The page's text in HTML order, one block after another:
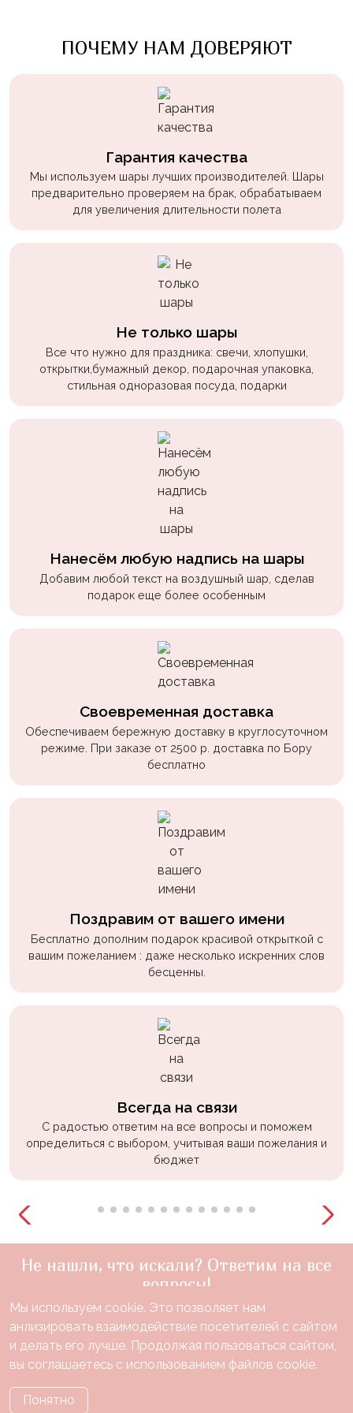
ПОЧЕМУ НАМ ДОВЕРЯЮТ
Гарантия качества
Мы используем шары лучших производителей. Шары
предварительно проверяем на брак, обрабатываем
для увеличения длительности полета
Не только шары
Все что нужно для праздника: свечи, хлопушки,
открытки,бумажный декор, подарочная упаковка,
стильная одноразовая посуда, подарки
Нанесём любую надпись на шары
Добавим любой текст на воздушный шар, сделав
подарок еще более особенным
Своевременная доставка
Обеспечиваем бережную доставку в круглосуточном
режиме. При заказе от 2500 р. доставка по Бору
бесплатно
Поздравим от вашего имени
Бесплатно дополним подарок красивой открыткой с
вашим пожеланием : даже несколько искренних слов
бесценны.
Всегда на связи
С радостью ответим на все вопросы и поможем
определиться с выбором, учитывая ваши пожелания и
бюджет
Не нашли, что искали? Ответим на все
вопросы!
+7(910)888-48-60
звонок по России бесплатный
Нужна консультация?
Мы используем cookie. Это позволяет нам
анлизировать взаимодействие посетителей с сайтом
и делать его лучше. Продолжая пользоваться сайтом,
вы соглашаетесь с использованием файлов cookie.
Понятно
Уэнсдэй
для
Геймеров
Супергерои
Мальчикам
Сладости